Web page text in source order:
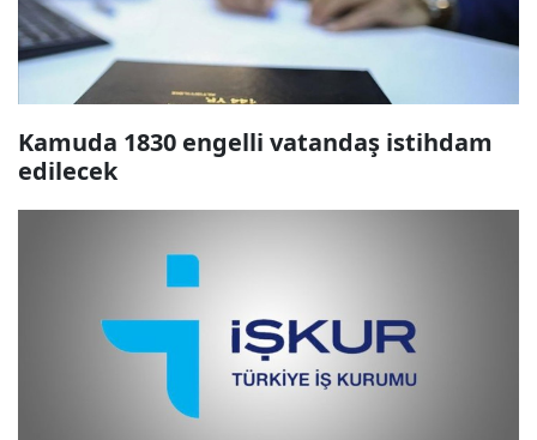
Kamuda 1830 engelli vatandaş istihdam
edilecek